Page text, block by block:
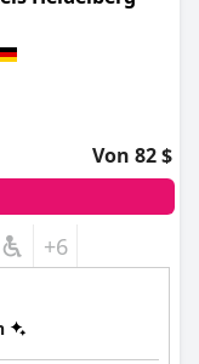
Von 82 $
+6